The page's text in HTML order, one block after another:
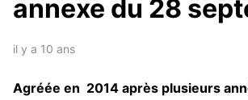
annexe du 28
il y a 10 ans
Agréée en 2014 après plusieurs